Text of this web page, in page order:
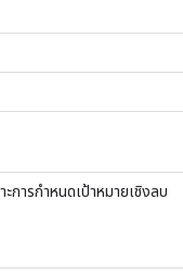
การกำหนดเป้าหมายเชิงลบ